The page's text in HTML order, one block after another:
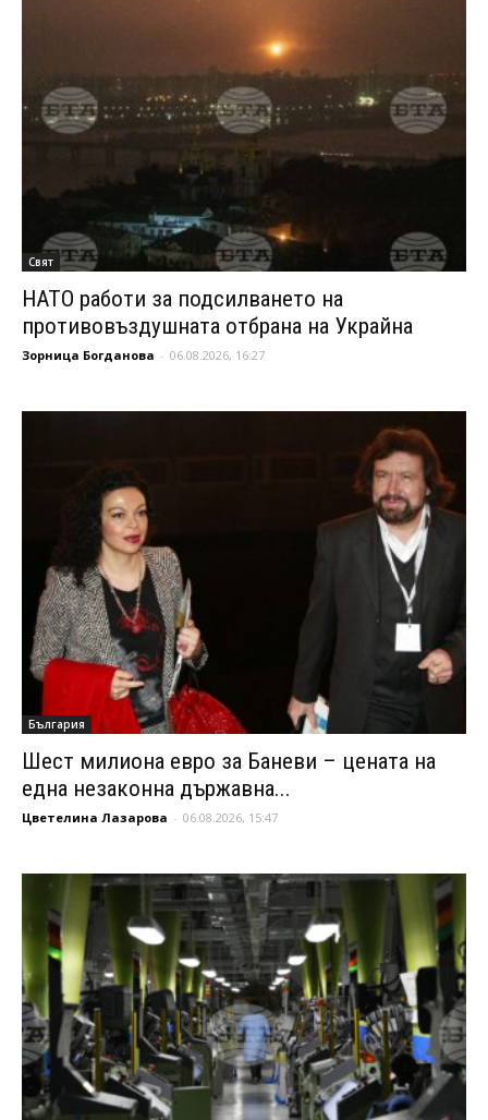
Свят
НАТО работи за подсилването на
противовъздушната отбрана на Украйна
Зорница Богданова - 06.08.2026, 16:27
България
Шест милиона евро за Баневи – цената на
една незаконна държавна...
Цветелина Лазарова - 06.08.2026, 15:47